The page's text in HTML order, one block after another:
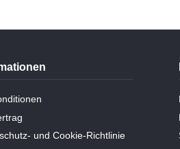
und Cookie-Richtlinie